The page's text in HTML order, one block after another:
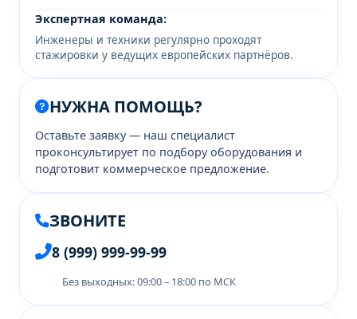
Экспертная команда:
Инженеры и техники регулярно проходят
стажировки у ведущих европейских партнёров.
НУЖНА ПОМОЩЬ?
Оставьте заявку — наш специалист
проконсультирует по подбору оборудования и
подготовит коммерческое предложение.
ЗВОНИТЕ
8 (999) 999-99-99
Без выходных: 09:00 – 18:00 по МСК